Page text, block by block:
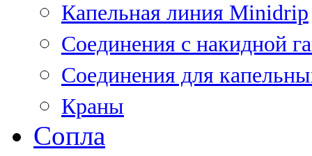
Капельная линия Minidrip
Соединения с накидной
Соединения для
Краны
Сопла